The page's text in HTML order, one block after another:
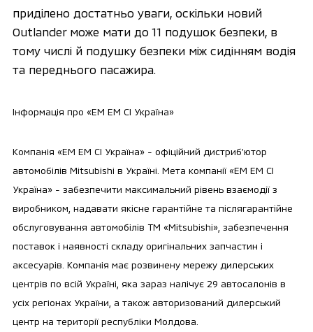
приділено достатньо уваги, оскільки новий
Outlander може мати до 11 подушок безпеки, в
тому числі й подушку безпеки між сидінням водія
та переднього пасажира.
Інформація про «ЕМ ЕМ СІ Україна»
Компанія «ЕМ ЕМ СІ Україна» - офіційний дистриб’ютор
автомобілів Mitsubishi в Україні. Мета компанії «ЕМ ЕМ СІ
Україна» - забезпечити максимальний рівень взаємодії з
виробником, надавати якісне гарантійне та післягарантійне
обслуговування автомобілів ТМ «Mitsubishi», забезпечення
поставок і наявності складу оригінальних запчастин і
аксесуарів. Компанія має розвинену мережу дилерських
центрів по всій Україні, яка зараз налічує 29 автосалонів в
усіх регіонах України, а також авторизований дилерський
центр на території республіки Молдова.